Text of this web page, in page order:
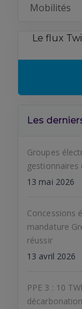
Mobilités
Le flux
Les
Groupes
gestionnaires
13 mai 2026
Concessions
mandature
réussir
13 avril 2026
PPE 3 : 10